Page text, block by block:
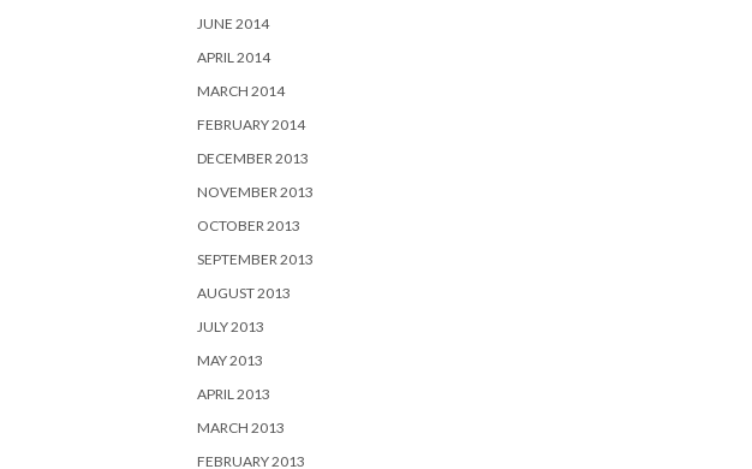
JUNE 2014
APRIL 2014
MARCH 2014
FEBRUARY 2014
DECEMBER 2013
NOVEMBER 2013
OCTOBER 2013
SEPTEMBER 2013
AUGUST 2013
JULY 2013
MAY 2013
APRIL 2013
MARCH 2013
FEBRUARY 2013